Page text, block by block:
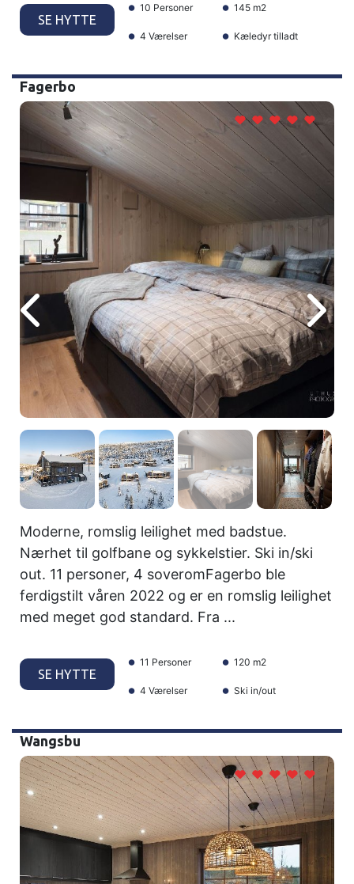
SE HYTTE
10 Personer 145 m2
4 Værelser Kæledyr tilladt
Fagerbo
Moderne, romslig leilighet med badstue.
Nærhet til golfbane og sykkelstier. Ski in/ski
out. 11 personer, 4 soveromFagerbo ble
ferdigstilt våren 2022 og er en romslig leilighet
med meget god standard. Fra ...
SE HYTTE
11 Personer 120 m2
4 Værelser Ski in/out
Wangsbu